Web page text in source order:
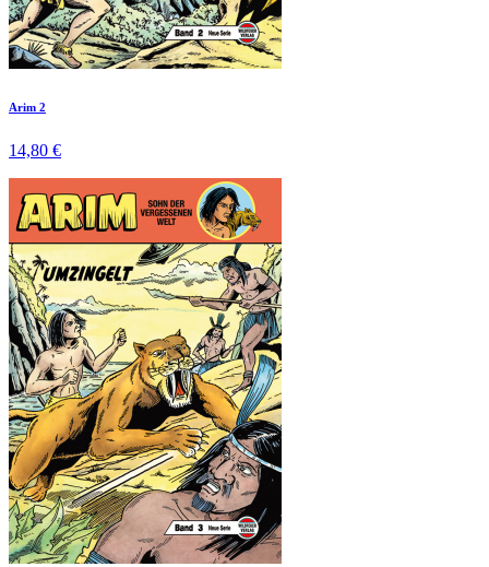
Arim 2
14,80 €